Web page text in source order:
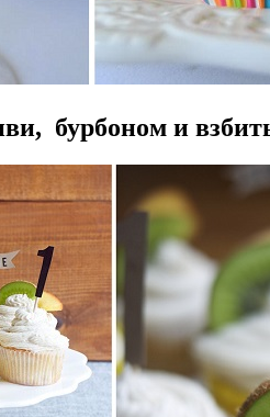
бурбоном и